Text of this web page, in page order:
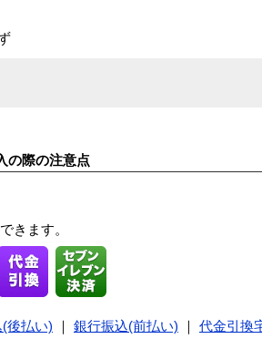
の際の注意点
きます。
後払い) 銀行振込(前払い) 代金引換